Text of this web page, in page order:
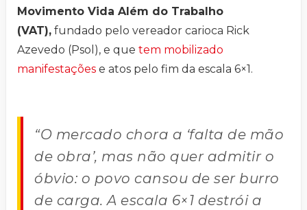
Movimento Vida Além do Trabalho
(VAT), fundado pelo vereador carioca Rick
Azevedo (Psol), e que tem mobilizado
manifestações e atos pelo fim da escala 6×1.
“O mercado chora a ‘falta de mão
de obra’, mas não quer admitir o
óbvio: o povo cansou de ser burro
de carga. A escala 6×1 destrói a